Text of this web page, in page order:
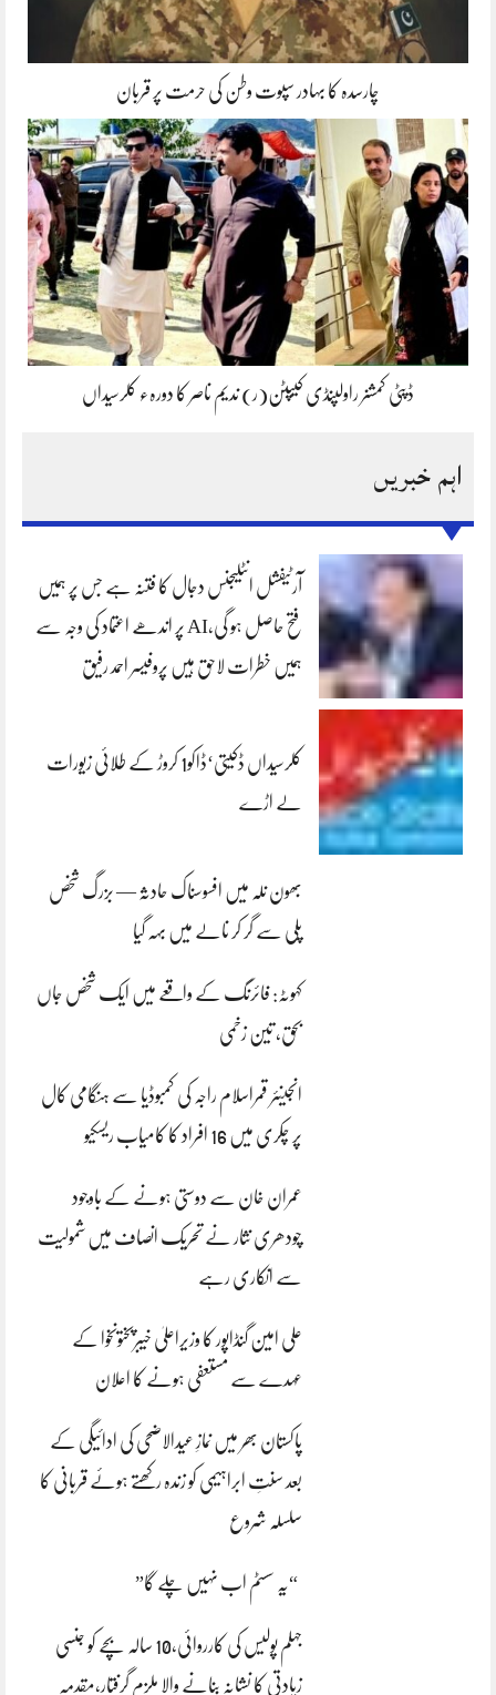
چارسدہ کا بہادر سپوت وطن کی حرمت پر قربان
ڈپٹی کمشنر راولپنڈی کیپٹن(ر) ندیم ناصر کا دورہء کلرسیداں
اہم خبریں
آرٹیفشل انٹلیجنس دجال کا فتنہ ہے جس پر ہمیں
فتح حاصل ہو گی،AI پر اندھے اعتماد کی وجہ سے
ہمیں خطرات لاحق ہیں پروفیسر احمد رفیق
کلرسیداں ڈکیتی‘ڈاکو1 کروڑ کے طلائی زیورات
لے اڑے
بھون نلہ میں افسوسناک حادثہ — بزرگ شخص
پلی سے گر کر نالے میں بہہ گیا
کہوٹہ: فائرنگ کے واقعے میں ایک شخص جاں
بحق، تین زخمی
انجینئر قمراسلام راجہ کی کمبوڈیا سے ہنگامی کال
پر چکری میں 16 افراد کا کامیاب ریسکیو
عمران خان سے دوستی ہونے کے باوجود
چودھری نثار نے تحریک انصاف میں شمولیت
سے انکاری رہے
علی امین گنڈاپور کا وزیراعلیٰ خیبرپختونخوا کے
عہدے سے مستعفی ہونے کا اعلان
پاکستان بھر میں نمازِ عیدالاضحی کی ادائیگی کے
بعد سنتِ ابراہیمی کو زندہ رکھتے ہوئے قربانی کا
سلسلہ شروع
“یہ سسٹم اب نہیں چلے گا”
جہلم پولیس کی کارروائی،10 سالہ بچے کو جنسی
زیادتی کا نشانہ بنانے والا ملزم گرفتار،مقدمہ